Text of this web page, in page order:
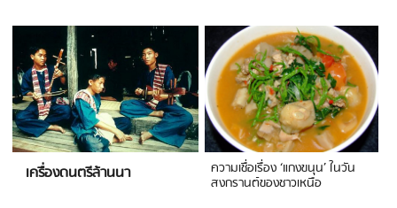
เครื่องดนตรีล้านนา ความเชื่อเรื่อง ‘แกงขนุน’ ในวัน
สงกรานต์ของชาวเหนือ